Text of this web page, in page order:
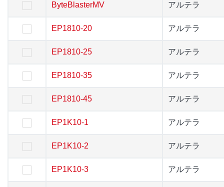
ByteBlasterMV アルテラ
EP1810-20 アルテラ
EP1810-25 アルテラ
EP1810-35 アルテラ
EP1810-45 アルテラ
EP1K10-1 アルテラ
EP1K10-2 アルテラ
EP1K10-3 アルテラ
ByteBlasterMV アルテラ
EP1810-20 アルテラ
EP1810-25 アルテラ
EP1810-35 アルテラ
EP1810-45 アルテラ
EP1K10-1 アルテラ
EP1K10-2 アルテラ
EP1K10-3 アルテラ